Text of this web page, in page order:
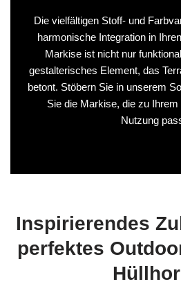
Die vielfältigen Stoff- und
harmonische Integration in
Markise ist nicht nur
gestalterisches Element, das
betont. Stöbern Sie in unserem
Sie die Markise, die zu
Nutzung
Inspirierendes
perfektes